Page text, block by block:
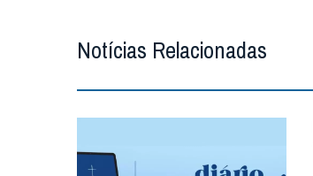
Notícias Relacionadas